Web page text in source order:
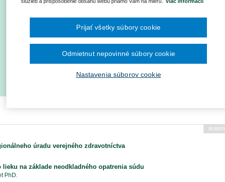
2014
2011
šesťmesačné prechodné obdobie na
služieb v elektronickej zdravotnej
Ročník 2011
Ročník 2010
Ročník 2026
úradu verejného zdravotníctva
na základe neodkladného opatrenia súdu
PhD.
Nastavenia súborov cookie
Odmietnut nepovinné súbory cookie
Prijať všetky súbory cookie